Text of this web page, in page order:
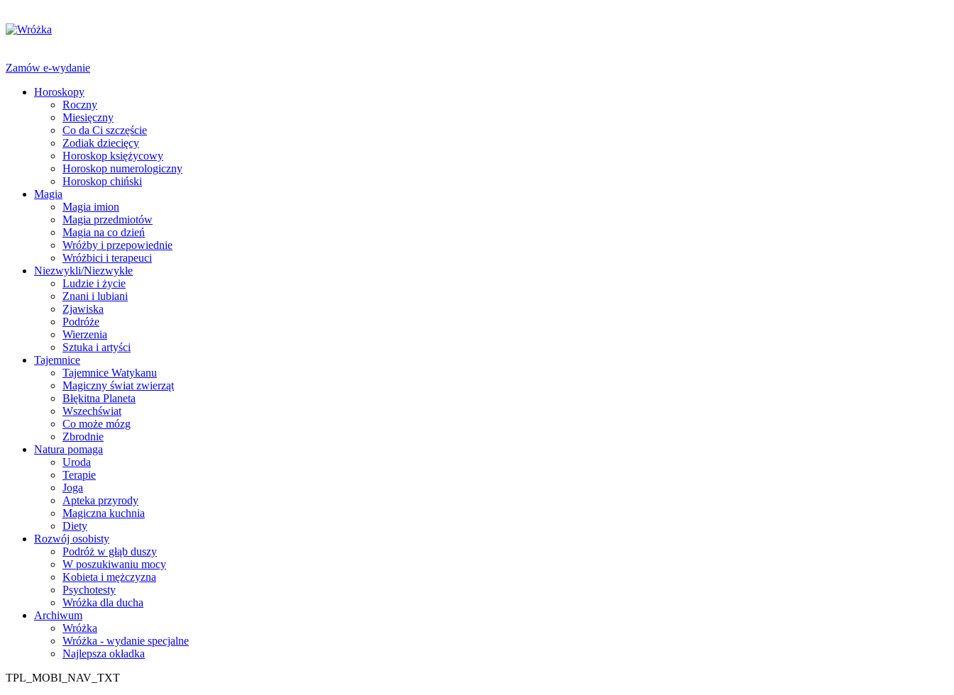
Zamów e-wydanie
Horoskopy
Roczny
Miesięczny
Co da Ci szczęście
Zodiak dziecięcy
Horoskop księżycowy
Horoskop numerologiczny
Horoskop chiński
Magia
Magia imion
Magia przedmiotów
Magia na co dzień
Wróżby i przepowiednie
Wróżbici i terapeuci
Niezwykli/Niezwykłe
Ludzie i życie
Znani i lubiani
Zjawiska
Podróże
Wierzenia
Sztuka i artyści
Tajemnice
Tajemnice Watykanu
Magiczny świat zwierząt
Błękitna Planeta
Wszechświat
Co może mózg
Zbrodnie
Natura pomaga
Uroda
Terapie
Joga
Apteka przyrody
Magiczna kuchnia
Diety
Rozwój osobisty
Podróż w głąb duszy
W poszukiwaniu mocy
Kobieta i mężczyzna
Psychotesty
Wróżka dla ducha
Archiwum
Wróżka
Wróżka - wydanie specjalne
Najlepsza okładka
TPL_MOBI_NAV_TXT